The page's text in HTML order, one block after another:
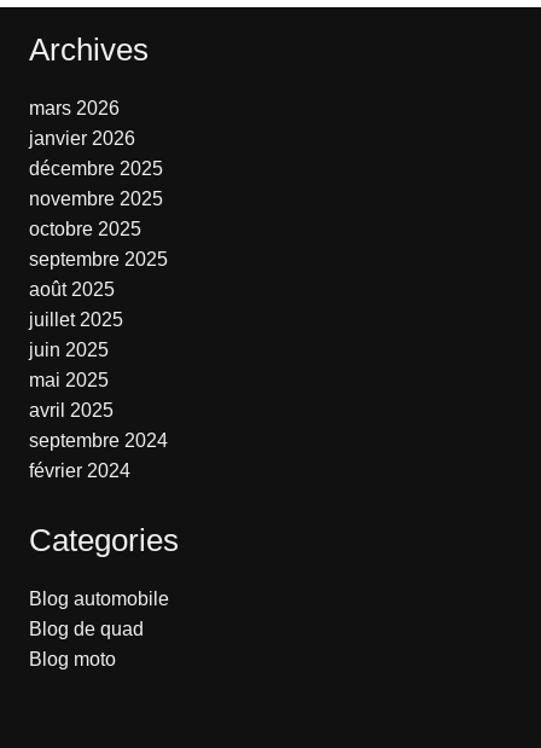
Archives
mars 2026
janvier 2026
décembre 2025
novembre 2025
octobre 2025
septembre 2025
août 2025
juillet 2025
juin 2025
mai 2025
avril 2025
septembre 2024
février 2024
Categories
Blog automobile
Blog de quad
Blog moto